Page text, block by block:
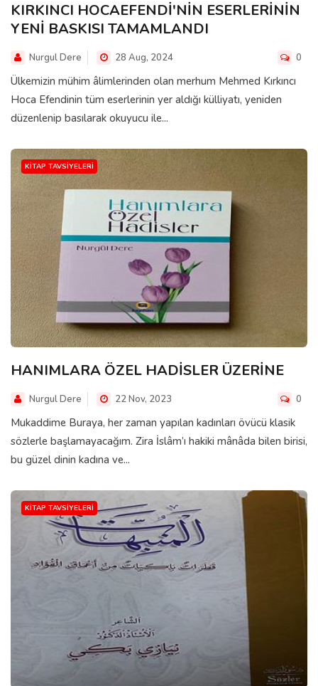
KIRKINCI HOCAEFENDİ'NİN ESERLERİNİN
YENİ BASKISI TAMAMLANDI
Nurgul Dere 28 Aug, 2024 0
Ülkemizin mühim âlimlerinden olan merhum Mehmed Kırkıncı
Hoca Efendinin tüm eserlerinin yer aldığı külliyatı, yeniden
düzenlenip basılarak okuyucu ile...
KITAP TAVSIYELERI
HANIMLARA ÖZEL HADİSLER ÜZERİNE
Nurgul Dere 22 Nov, 2023 0
Mukaddime Buraya, her zaman yapılan kadınları övücü klasik
sözlerle başlamayacağım. Zira İslâm’ı hakiki mânâda bilen birisi,
bu güzel dinin kadına ve...
KITAP TAVSIYELERI